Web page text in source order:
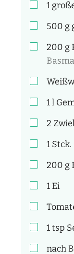
1
500 g
200 g
1l
2
1 Stck.
200 g
1 Ei
1tsp
nach